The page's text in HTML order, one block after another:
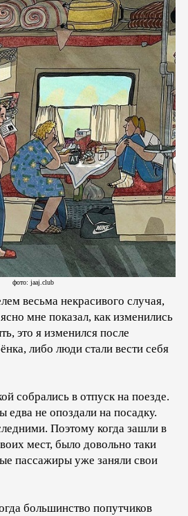
фото: jaaj.club
весьма некрасивого случая,
мне показал, как изменились
это я изменился после
либо люди стали вести себя
собрались в отпуск на поезде.
едва не опоздали на посадку.
Поэтому когда зашли в
мест, было довольно таки
пассажиры уже заняли свои
большинство попутчиков